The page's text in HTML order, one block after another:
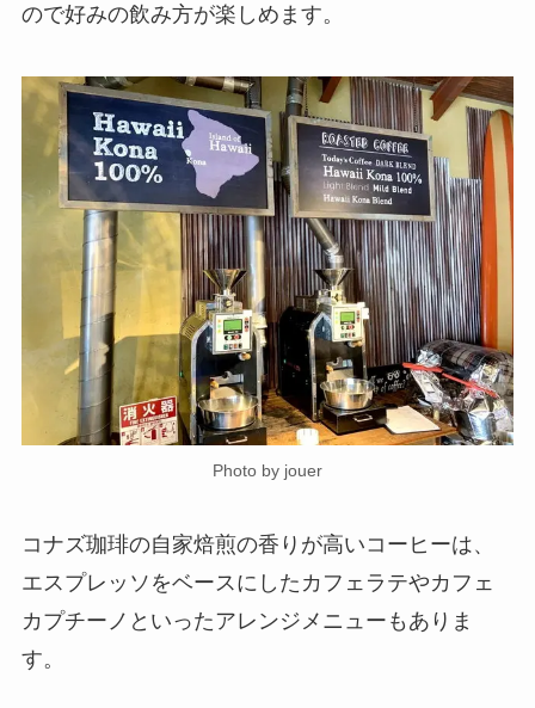
ので好みの飲み方が楽しめます。
Photo by jouer
コナズ珈琲の自家焙煎の香りが高いコーヒーは、
エスプレッソをベースにしたカフェラテやカフェ
カプチーノといったアレンジメニューもありま
す。